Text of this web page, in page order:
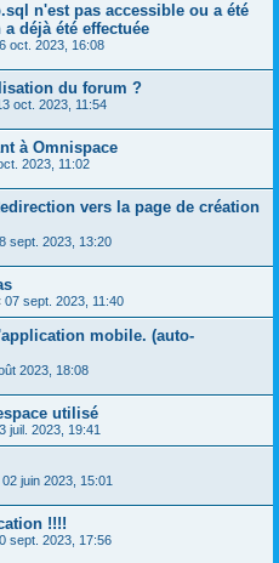
n'est pas accessible ou a été
déjà été effectuée
oct. 2023, 16:08
du forum ?
oct. 2023, 11:54
à Omnispace
2023, 11:02
vers la page de création
sept. 2023, 13:20
07 sept. 2023, 11:40
mobile. (auto-
2023, 18:08
utilisé
juil. 2023, 19:41
02 juin 2023, 15:01
!!!!
sept. 2023, 17:56